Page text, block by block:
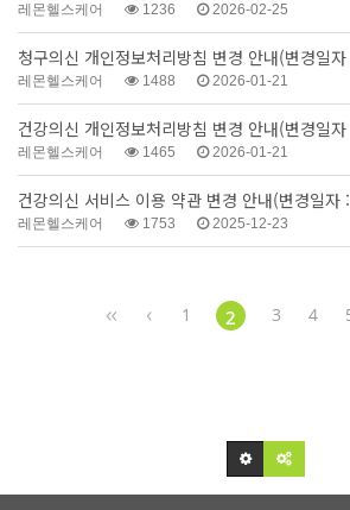
레몬헬스케어 1236 2026-02-25
청구의신 개인정보처리방침 변경 안내(변경일
레몬헬스케어 1488 2026-01-21
건강의신 개인정보처리방침 변경 안내(변경일
레몬헬스케어 1465 2026-01-21
건강의신 서비스 이용 약관 변경 안내(변경일
레몬헬스케어 1753 2025-12-23
1 2 3 4